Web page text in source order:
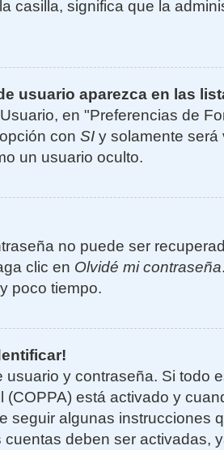
casilla, significa que la
usuario aparezca en las
en "Preferencias de
con SI y solamente será
un usuario oculto.
no puede ser
clic en Olvidé mi contraseña
poco tiempo.
usuario y contraseña. Si todo
(COPPA) está activado y
seguir algunas instrucciones
deben ser activadas,